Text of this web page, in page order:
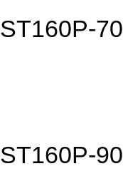
ST160P-70
ST160P-90